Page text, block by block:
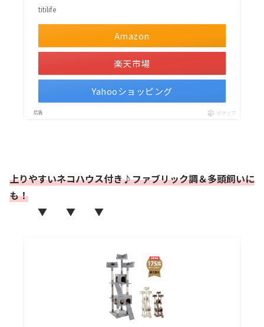
titilife
Amazon
楽天市場
Yahooショッピング
ポチップ
上りやすいネコハウス付き♪ファブリック調＆多頭飼いに
も！
▼ ▼ ▼